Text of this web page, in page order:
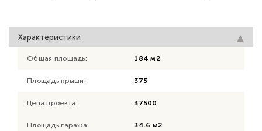
Характеристики
Общая площадь: 184 м2
Площадь крыши: 375
Цена проекта: 37500
Площадь гаража: 34.6 м2